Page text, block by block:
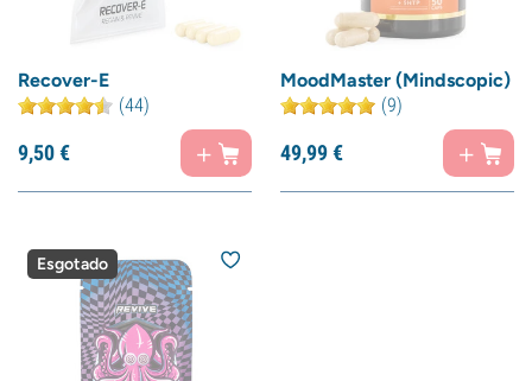
Recover-E
(44)
9,50€
MoodMaster (Mindscopic)
(9)
49,99€
Esgotado